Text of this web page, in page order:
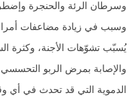
وسرطان الرئة والحنجرة
وسبب في زيادة مضاعفات
يُسبّب تشوّهات الأجنة، وكثرة
والإصابة بمرض الربو
الدموية التي قد تحدث في أي